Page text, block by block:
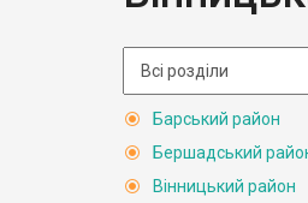
Барський район
Бершадський
Вінницький район